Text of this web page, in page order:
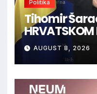
Politika
Tihomir
NARODU U
AUGUST 8, 2026